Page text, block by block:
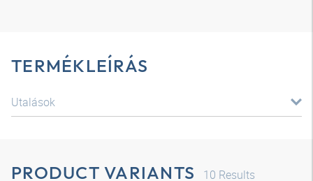
TERMÉKLEÍRÁS
Utalások
PRODUCT VARIANTS 10 Results